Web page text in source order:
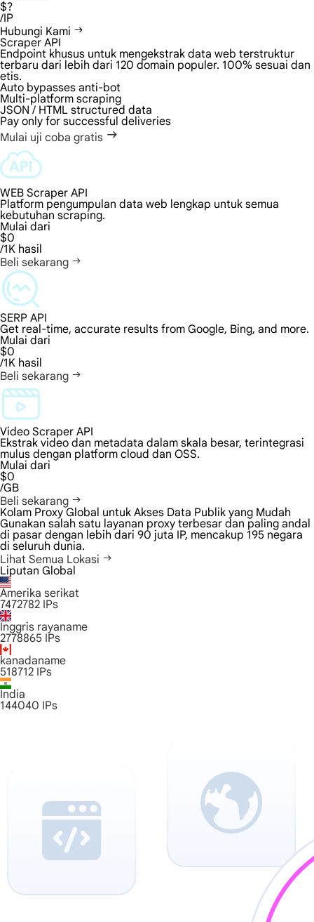
$?
/IP
Hubungi Kami
Scraper API
Endpoint khusus untuk mengekstrak data web terstruktur
terbaru dari lebih dari 120 domain populer. 100% sesuai dan
etis.
Auto bypasses anti-bot
Multi-platform scraping
JSON / HTML structured data
Pay only for successful deliveries
Mulai uji coba gratis
WEB Scraper API
Platform pengumpulan data web lengkap untuk semua
kebutuhan scraping.
Mulai dari
$0
/1K hasil
Beli sekarang
SERP API
Get real-time, accurate results from Google, Bing, and more.
Mulai dari
$0
/1K hasil
Beli sekarang
Video Scraper API
Ekstrak video dan metadata dalam skala besar, terintegrasi
mulus dengan platform cloud dan OSS.
Mulai dari
$0
/GB
Beli sekarang
Kolam Proxy Global untuk Akses Data Publik yang Mudah
Gunakan salah satu layanan proxy terbesar dan paling andal
di pasar dengan lebih dari 90 juta IP, mencakup 195 negara
di seluruh dunia.
Lihat Semua Lokasi
Liputan Global
Amerika serikat
7472782 IPs
Inggris rayaname
2778865 IPs
kanadaname
518712 IPs
India
144040 IPs